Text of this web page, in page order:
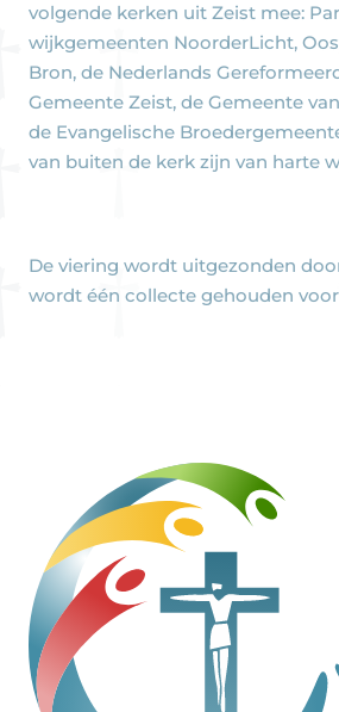
volgende kerken uit Zeist mee:
wijkgemeenten NoorderLicht,
Bron, de Nederlands
Gemeente Zeist, de Gemeente
de Evangelische
van buiten de kerk zijn van harte
De viering wordt uitgezonden
wordt één collecte gehouden voor